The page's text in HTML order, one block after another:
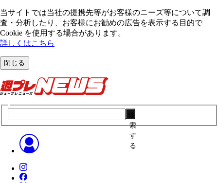
当サイトでは当社の提携先等がお客様のニーズ等について調
査・分析したり、お客様にお勧めの広告を表⽰する⽬的で
Cookie を使⽤する場合があります。
詳しくはこちら
閉じる
索
す
る